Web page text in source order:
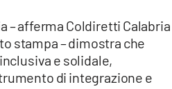
– afferma Coldiretti Calabria
stampa – dimostra che
e solidale,
di integrazione e